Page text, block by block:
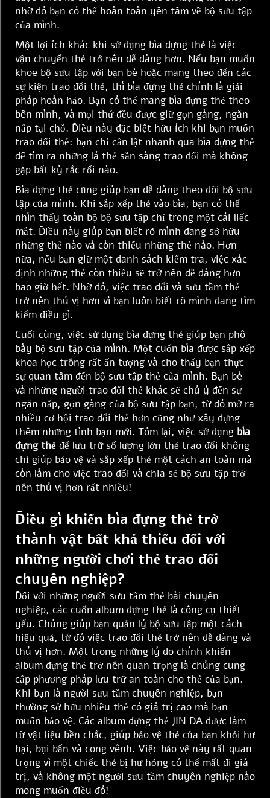
nhờ đó bạn có thể hoàn toàn yên tâm về bộ sưu tập
của mình.
Một lợi ích khác khi sử dụng bìa đựng thẻ là việc
vận chuyển thẻ trở nên dễ dàng hơn. Nếu bạn muốn
khoe bộ sưu tập với bạn bè hoặc mang theo đến các
sự kiện trao đổi thẻ, thì bìa đựng thẻ chính là giải
pháp hoàn hảo. Bạn có thể mang bìa đựng thẻ theo
bên mình, và mọi thứ đều được giữ gọn gàng, ngăn
nắp tại chỗ. Điều này đặc biệt hữu ích khi bạn muốn
trao đổi thẻ: bạn chỉ cần lật nhanh qua bìa đựng thẻ
để tìm ra những lá thẻ sẵn sàng trao đổi mà không
gặp bất kỳ rắc rối nào.
Bìa đựng thẻ cũng giúp bạn dễ dàng theo dõi bộ sưu
tập của mình. Khi sắp xếp thẻ vào bìa, bạn có thể
nhìn thấy toàn bộ bộ sưu tập chỉ trong một cái liếc
mắt. Điều này giúp bạn biết rõ mình đang sở hữu
những thẻ nào và còn thiếu những thẻ nào. Hơn
nữa, nếu bạn giữ một danh sách kiểm tra, việc xác
định những thẻ còn thiếu sẽ trở nên dễ dàng hơn
bao giờ hết. Nhờ đó, việc trao đổi và sưu tầm thẻ
trở nên thú vị hơn vì bạn luôn biết rõ mình đang tìm
kiếm điều gì.
Cuối cùng, việc sử dụng bìa đựng thẻ giúp bạn phô
bày bộ sưu tập của mình. Một cuốn bìa được sắp xếp
khoa học trông rất ấn tượng và cho thấy bạn thực
sự quan tâm đến bộ sưu tập thẻ của mình. Bạn bè
và những người trao đổi thẻ khác sẽ chú ý đến sự
ngăn nắp, gọn gàng của bộ sưu tập bạn, từ đó mở ra
nhiều cơ hội trao đổi thẻ hơn cũng như xây dựng
thêm những tình bạn mới. Tóm lại, việc sử dụng bìa
đựng thẻ để lưu trữ số lượng lớn thẻ trao đổi không
chỉ giúp bảo vệ và sắp xếp thẻ một cách an toàn mà
còn làm cho việc trao đổi và chia sẻ bộ sưu tập trở
nên thú vị hơn rất nhiều!
Điều gì khiến bìa đựng thẻ trở
thành vật bất khả thiếu đối với
những người chơi thẻ trao đổi
chuyên nghiệp?
Đối với những người sưu tầm thẻ bài chuyên
nghiệp, các cuốn album đựng thẻ là công cụ thiết
yếu. Chúng giúp bạn quản lý bộ sưu tập một cách
hiệu quả, từ đó việc trao đổi thẻ trở nên dễ dàng và
thú vị hơn. Một trong những lý do chính khiến
album đựng thẻ trở nên quan trọng là chúng cung
cấp phương pháp lưu trữ an toàn cho thẻ của bạn.
Khi bạn là người sưu tầm chuyên nghiệp, bạn
thường sở hữu nhiều thẻ có giá trị cao mà bạn
muốn bảo vệ. Các album đựng thẻ JIN DA được làm
từ vật liệu bền chắc, giúp bảo vệ thẻ của bạn khỏi hư
hại, bụi bẩn và cong vênh. Việc bảo vệ này rất quan
trọng vì một chiếc thẻ bị hư hỏng có thể mất đi giá
trị, và không một người sưu tầm chuyên nghiệp nào
mong muốn điều đó!